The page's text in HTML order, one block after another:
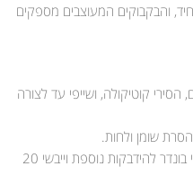
והבקבוקים המעוצבים מספקים
הסירי קוטיקולה, ושייפי עד לצורה
3. אם הציפורניים רכות או מתפצלות, מרחי בונדר להידבקות נוספת וייבשי 20